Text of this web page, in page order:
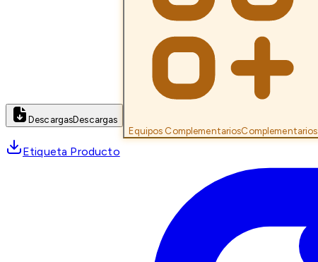
DescargasDescargas
Equipos ComplementariosComplementarios
Etiqueta Producto